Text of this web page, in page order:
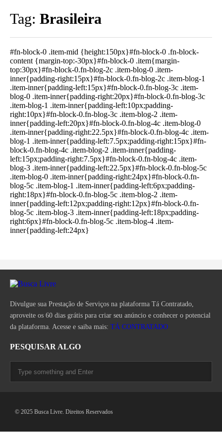
Tag: Brasileira
#fn-block-0 .item-mid {height:150px}#fn-block-0 .fn-block-
content {margin-top:-30px}#fn-block-0 .item{margin-
top:30px}#fn-block-0.fn-blog-2c .item-blog-0 .item-
inner{padding-right:15px}#fn-block-0.fn-blog-2c .item-blog-1
.item-inner{padding-left:15px}#fn-block-0.fn-blog-3c .item-
blog-0 .item-inner{padding-right:20px}#fn-block-0.fn-blog-3c
.item-blog-1 .item-inner{padding-left:10px;padding-
right:10px}#fn-block-0.fn-blog-3c .item-blog-2 .item-
inner{padding-left:20px}#fn-block-0.fn-blog-4c .item-blog-0
.item-inner{padding-right:22.5px}#fn-block-0.fn-blog-4c .item-
blog-1 .item-inner{padding-left:7.5px;padding-right:15px}#fn-
block-0.fn-blog-4c .item-blog-2 .item-inner{padding-
left:15px;padding-right:7.5px}#fn-block-0.fn-blog-4c .item-
blog-3 .item-inner{padding-left:22.5px}#fn-block-0.fn-blog-5c
.item-blog-0 .item-inner{padding-right:24px}#fn-block-0.fn-
blog-5c .item-blog-1 .item-inner{padding-left:6px;padding-
right:18px}#fn-block-0.fn-blog-5c .item-blog-2 .item-
inner{padding-left:12px;padding-right:12px}#fn-block-0.fn-
blog-5c .item-blog-3 .item-inner{padding-left:18px;padding-
right:6px}#fn-block-0.fn-blog-5c .item-blog-4 .item-
inner{padding-left:24px}
Divulgue sua Prestação de Serviços na plataforma Tá Contratado,
aproveite os 60 dias grátis para criar seu anúncio e conhecer o potencial
da plataforma. Acesse e saiba mais: TÁ CONTRATADO
PESQUISAR ALGO
© 2025 Busca Livre. Direitos Reservados